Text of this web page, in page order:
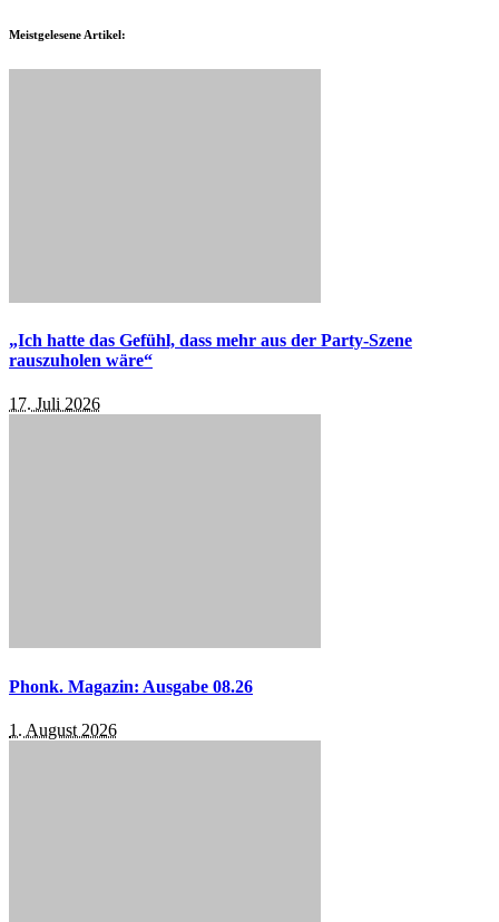
Meistgelesene Artikel:
„Ich hatte das Gefühl, dass mehr aus der Party-Szene
rauszuholen wäre“
17. Juli 2026
Phonk. Magazin: Ausgabe 08.26
1. August 2026